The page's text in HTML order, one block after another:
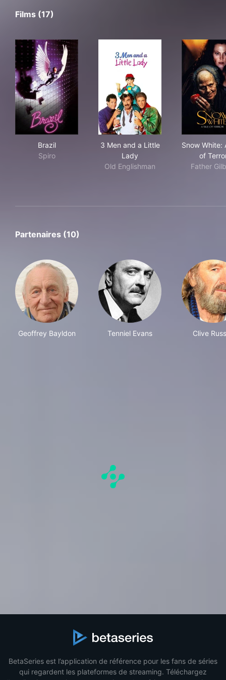
Films (17)
Brazil
Spiro
3 Men and a Little
Lady
Old Englishman
Snow White:
of
Father
Partenaires (10)
Geoffrey Bayldon Tenniel Evans Clive
BetaSeries est l’application de référence pour les fans de séries
qui regardent les plateformes de streaming. Téléchargez